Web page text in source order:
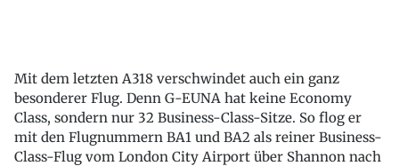
Mit dem letzten A318 verschwindet auch ein ganz
besonderer Flug. Denn G-EUNA hat keine Economy
Class, sondern nur 32 Business-Class-Sitze. So flog er
mit den Flugnummern BA1 und BA2 als reiner Business-
Class-Flug vom London City Airport über Shannon nach